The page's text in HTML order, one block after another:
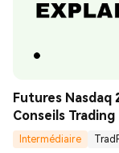
Futures Nasdaq
Conseils Trading
Intermédiaire